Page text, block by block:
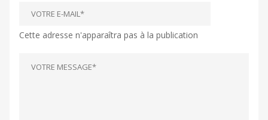
Cette adresse n'apparaîtra pas à la publication